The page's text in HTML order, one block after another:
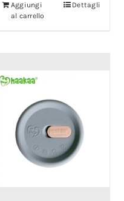
Aggiungi
al carrello
Dettagli